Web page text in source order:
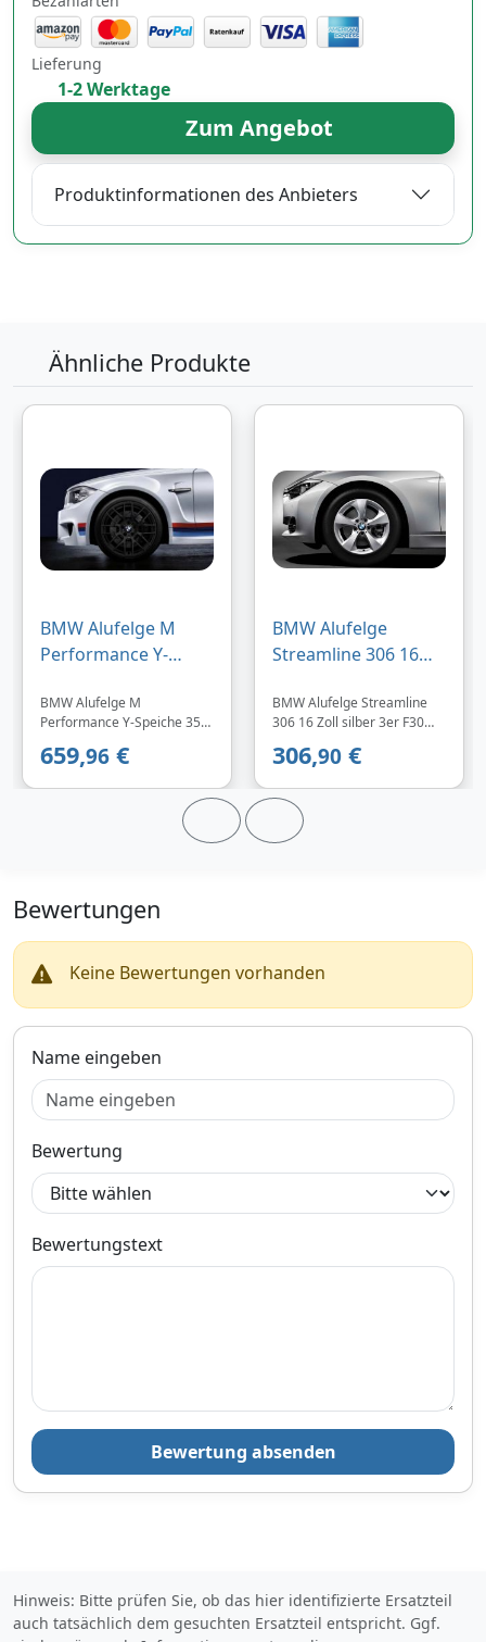
Lieferung
1-2 Werktage
Zum Angebot
Produktinformationen des Anbieters
Ähnliche Produkte
BMW Alufelge M
Performance Y-
ET 25 Schwarz m
BMW Alufelge M
Performance Y-Speiche 359
Hinterachse 1er M E82 3er
659,96 €
BMW Alufelge
Streamline 306 16
F31 E90 E91
BMW Alufelge Streamline
306 16 Zoll silber 3er F30
Artikel handelt es sich um
die Vorder- oder
Hinterachse (linke
Fahrzeugseite).
306,90 €
Bewertungen
Keine Bewertungen vorhanden
Name eingeben
Bewertung
Bewertungstext
Bewertung absenden
Hinweis: Bitte prüfen Sie, ob das hier identifizierte Ersatzteil
auch tatsächlich dem gesuchten Ersatzteil entspricht. Ggf.